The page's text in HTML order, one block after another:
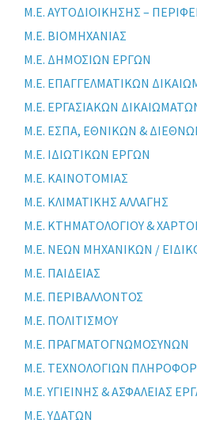
Μ.Ε. ΑΥΤΟΔΙΟΙΚΗΣΗΣ –
Μ.Ε. ΒΙΟΜΗΧΑΝΙΑΣ
Μ.Ε. ΔΗΜΟΣΙΩΝ ΕΡΓΩΝ
Μ.Ε. ΕΠΑΓΓΕΛΜΑΤΙΚΩΝ
Μ.Ε. ΕΡΓΑΣΙΑΚΩΝ
Μ.Ε. ΕΣΠΑ, ΕΘΝΙΚΩΝ &
Μ.Ε. ΙΔΙΩΤΙΚΩΝ ΕΡΓΩΝ
Μ.Ε. ΚΑΙΝΟΤΟΜΙΑΣ
Μ.Ε. ΚΛΙΜΑΤΙΚΗΣ ΑΛΛΑΓΗΣ
Μ.Ε. ΚΤΗΜΑΤΟΛΟΓΙΟΥ &
Μ.Ε. ΝΕΩΝ ΜΗΧΑΝΙΚΩΝ /
Μ.Ε. ΠΑΙΔΕΙΑΣ
Μ.Ε. ΠΕΡΙΒΑΛΛΟΝΤΟΣ
Μ.Ε. ΠΟΛΙΤΙΣΜΟΥ
Μ.Ε. ΠΡΑΓΜΑΤΟΓΝΩΜΟΣΥΝΩΝ
Μ.Ε. ΤΕΧΝΟΛΟΓΙΩΝ
Μ.Ε. ΥΓΙΕΙΝΗΣ & ΑΣΦΑΛΕΙΑΣ
Μ.Ε. ΥΔΑΤΩΝ